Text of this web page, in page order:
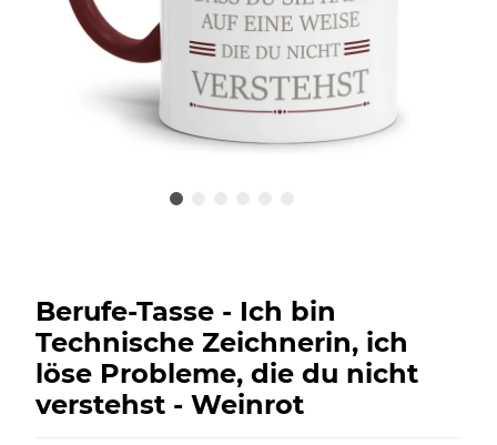
Berufe-Tasse - Ich bin
Technische Zeichnerin, ich
löse Probleme, die du nicht
verstehst - Weinrot